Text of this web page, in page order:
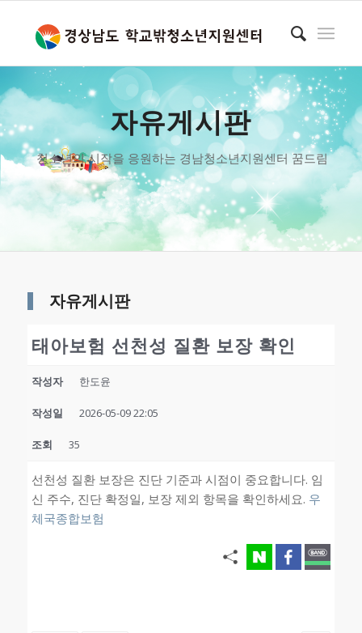
자유게시판
청소년의 시작을 응원하는 경남청소년지원센터 꿈드림
자유게시판
태아보험 선천성 질환 보장 확인
작성자 한도윤
작성일 2026-05-09 22:05
조회 35
선천성 질환 보장은 진단 기준과 시점이 중요합니다. 임
신 주수, 진단 확정일, 보장 제외 항목을 확인하세요. 우
체국종합보험